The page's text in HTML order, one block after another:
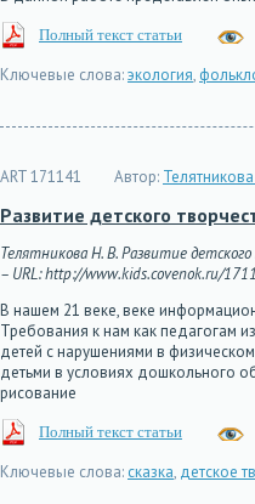
Полный текст статьи
Ключевые слова:экология,
ART 171141 Автор:
Развитие детского
Телятникова Н. В. Развитие
– URL: http://www.kids.covenok.ru/
В нашем 21 веке, веке
Требования к нам как педагогам
детей с нарушениями в
детьми в условиях дошкольного
рисование
Полный текст статьи
Ключевые слова: сказка, детское